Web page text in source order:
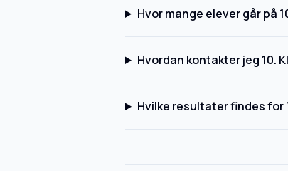
Hvor mange elever går på
Hvordan kontakter jeg 10.
Hvilke resultater findes for